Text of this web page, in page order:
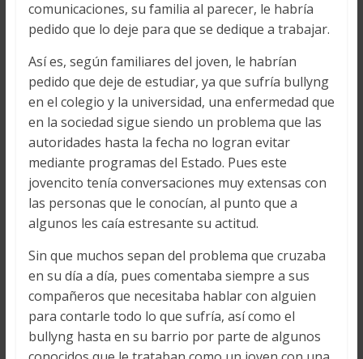
comunicaciones, su familia al parecer, le habría
pedido que lo deje para que se dedique a trabajar.
Así es, según familiares del joven, le habrían
pedido que deje de estudiar, ya que sufría bullyng
en el colegio y la universidad, una enfermedad que
en la sociedad sigue siendo un problema que las
autoridades hasta la fecha no logran evitar
mediante programas del Estado. Pues este
jovencito tenía conversaciones muy extensas con
las personas que le conocían, al punto que a
algunos les caía estresante su actitud.
Sin que muchos sepan del problema que cruzaba
en su día a día, pues comentaba siempre a sus
compañeros que necesitaba hablar con alguien
para contarle todo lo que sufría, así como el
bullyng hasta en su barrio por parte de algunos